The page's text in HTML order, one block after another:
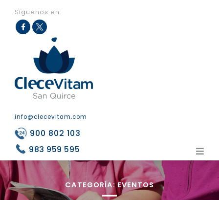
Síguenos en:
ter
info@clecevitam.com
900 802 103
983 959 595
CATEGORÍA:EVENTOS